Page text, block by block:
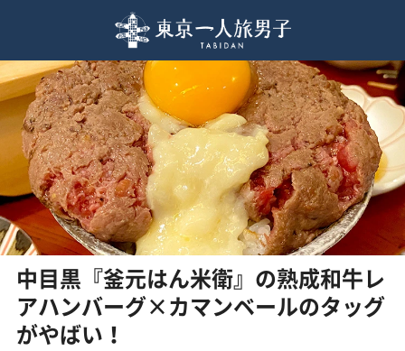
中目黒『釜元はん米衛』の熟成和牛レ
アハンバーグ×カマンベールのタッグ
がやばい！